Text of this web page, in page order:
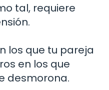
tal, requiere
los que tu pareja
en los que
desmorona.